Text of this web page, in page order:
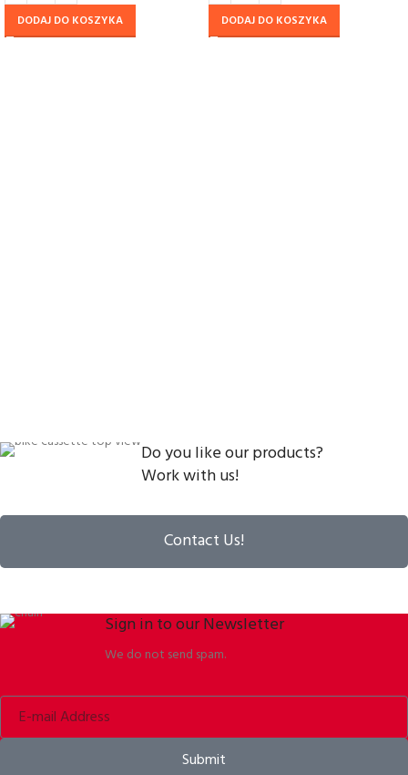
DODAJ DO KOSZYKA DODAJ DO KOSZYKA
Do you like our products?
Work with us!
Contact Us!
Sign in to our Newsletter
We do not send spam.
Submit